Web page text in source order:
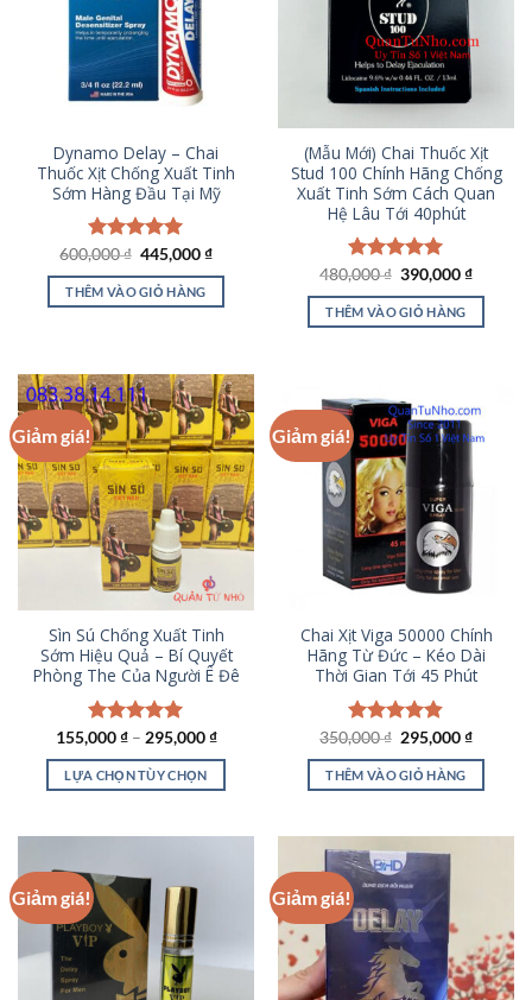
Dynamo Delay – Chai
Thuốc Xịt Chống Xuất Tinh
Sớm Hàng Đầu Tại Mỹ
Được xếp
hạng5.00
5 sao
600,000₫ Giá
là:
600,000 ₫.
445,000₫Giá
tại
THÊM VÀO GIỎ HÀNG
(Mẫu Mới) Chai Thuốc Xịt
Stud 100 Chính Hãng Chống
Xuất Tinh Sớm Cách Quan
Hệ Lâu Tới 40phút
Được xếp
hạng5.00
5 sao
480,000₫ Giá
là:
480,000 ₫.
390,000₫Giá
tại
THÊM VÀO GIỎ HÀNG
Giảm giá!
Sìn Sú Chống Xuất Tinh
Sớm Hiệu Quả – Bí Quyết
Phòng The Của Người Ê Đê
Được xếp
hạng4.95
5 sao
155,000₫– 295,000₫
LỰA CHỌN TÙY CHỌN
có
nhiều
biến
thể.
Các
Giảm giá!
Chai Xịt Viga 50000 Chính
Hãng Từ Đức – Kéo Dài
Thời Gian Tới 45 Phút
Được xếp
hạng4.79
5 sao
350,000₫ Giá
là:
350,000 ₫.
295,000₫Giá
tại
THÊM VÀO GIỎ HÀNG
Giảm giá! Giảm giá!